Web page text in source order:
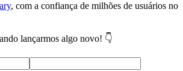
, com a confiança de milhões de usuários no
lançarmos algo novo! 👇